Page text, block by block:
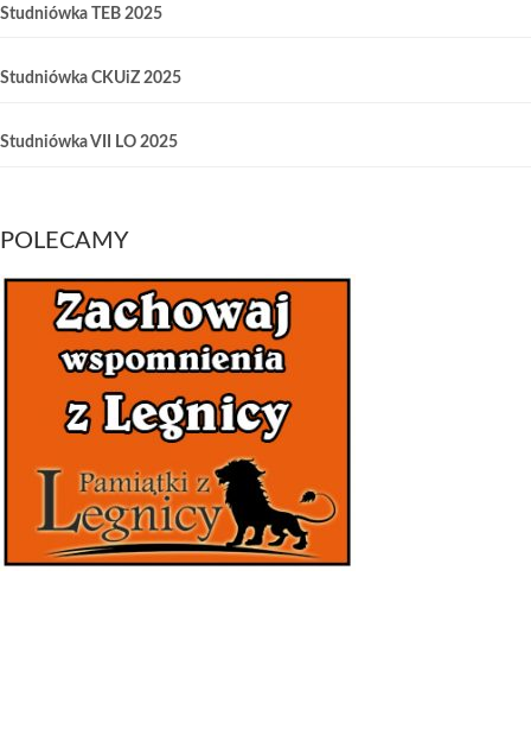
Studniówka TEB 2025
Studniówka CKUiZ 2025
Studniówka VII LO 2025
POLECAMY